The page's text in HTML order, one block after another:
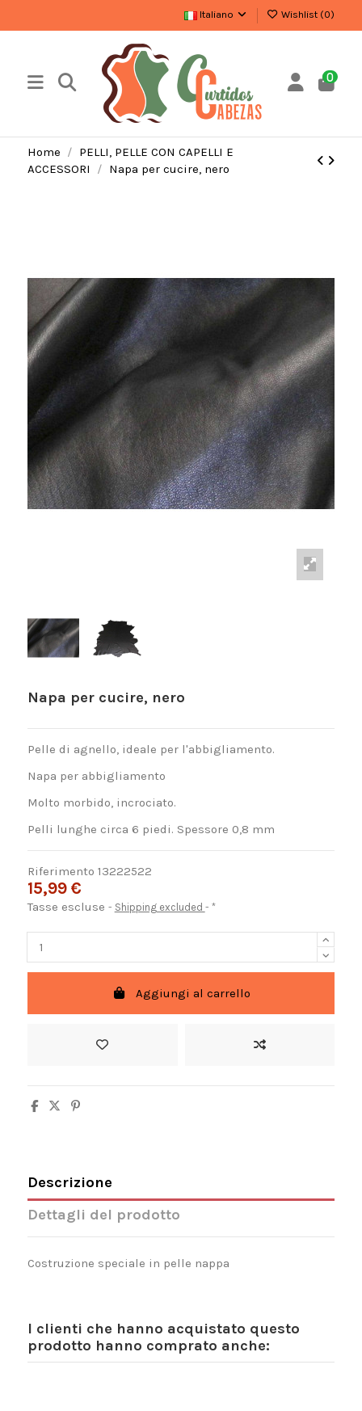
Italiano Wishlist (0)
0
Home
PELLI, PELLE CON CAPELLI E
ACCESSORI
Napa per cucire, nero
Napa per cucire, nero
Pelle di agnello, ideale per l'abbigliamento.
Napa per abbigliamento
Molto morbido, incrociato.
Pelli lunghe circa 6 piedi. Spessore 0,8 mm
Riferimento 13222522
15,99 €
Tasse escluse Shipping excluded *
Aggiungi al carrello
Descrizione
Dettagli del prodotto
Costruzione speciale in pelle nappa
I clienti che hanno acquistato questo
prodotto hanno comprato anche: